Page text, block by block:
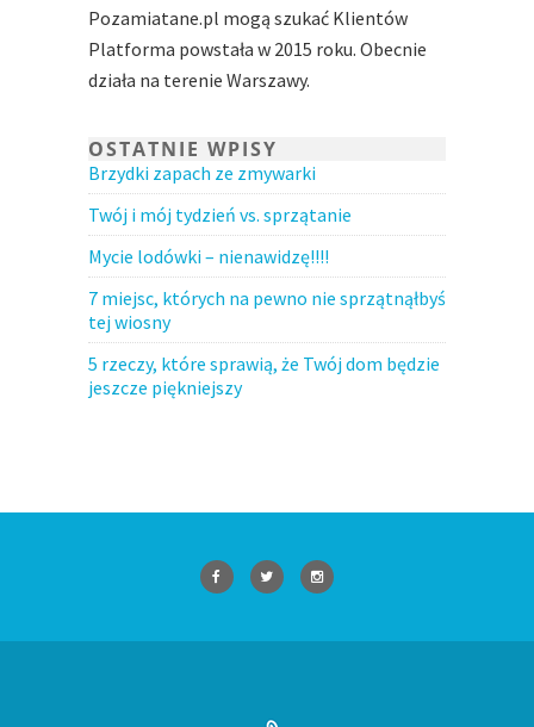
Pozamiatane.pl mogą szukać Klientów
Platforma powstała w 2015 roku. Obecnie
działa na terenie Warszawy.
OSTATNIE WPISY
Brzydki zapach ze zmywarki
Twój i mój tydzień vs. sprzątanie
Mycie lodówki – nienawidzę!!!!
7 miejsc, których na pewno nie sprzątnąłbyś
tej wiosny
5 rzeczy, które sprawią, że Twój dom będzie
jeszcze piękniejszy